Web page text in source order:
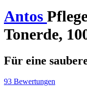
Antos
Tonerde,
Für eine
93 Bewertungen